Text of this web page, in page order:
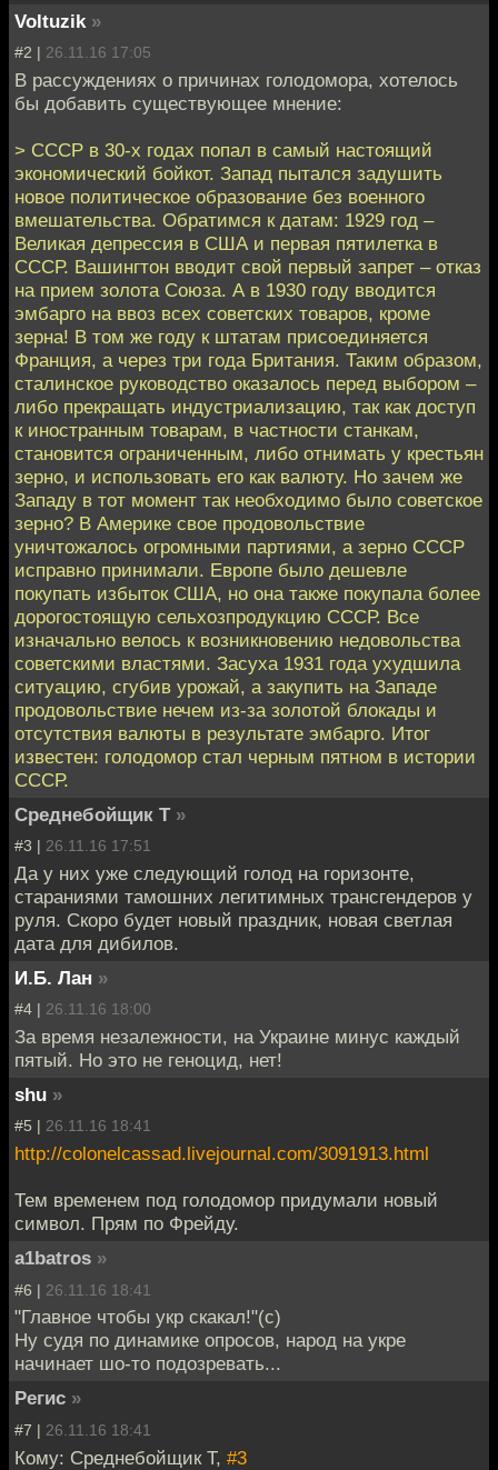
Voltuzik »
#2 | 26.11.16 17:05
В рассуждениях о причинах голодомора, хотелось
бы добавить существующее мнение:
> СССР в 30-х годах попал в самый настоящий
экономический бойкот. Запад пытался задушить
новое политическое образование без военного
вмешательства. Обратимся к датам: 1929 год –
Великая депрессия в США и первая пятилетка в
СССР. Вашингтон вводит свой первый запрет – отказ
на прием золота Союза. А в 1930 году вводится
эмбарго на ввоз всех советских товаров, кроме
зерна! В том же году к штатам присоединяется
Франция, а через три года Британия. Таким образом,
сталинское руководство оказалось перед выбором –
либо прекращать индустриализацию, так как доступ
к иностранным товарам, в частности станкам,
становится ограниченным, либо отнимать у крестьян
зерно, и использовать его как валюту. Но зачем же
Западу в тот момент так необходимо было советское
зерно? В Америке свое продовольствие
уничтожалось огромными партиями, а зерно СССР
исправно принимали. Европе было дешевле
покупать избыток США, но она также покупала более
дорогостоящую сельхозпродукцию СССР. Все
изначально велось к возникновению недовольства
советскими властями. Засуха 1931 года ухудшила
ситуацию, сгубив урожай, а закупить на Западе
продовольствие нечем из-за золотой блокады и
отсутствия валюты в результате эмбарго. Итог
известен: голодомор стал черным пятном в истории
СССР.
Среднебойщик Т »
#3 | 26.11.16 17:51
Да у них уже следующий голод на горизонте,
стараниями тамошних легитимных трансгендеров у
руля. Скоро будет новый праздник, новая светлая
дата для дибилов.
И.Б. Лан »
#4 | 26.11.16 18:00
За время незалежности, на Украине минус каждый
пятый. Но это не геноцид, нет!
shu »
#5 | 26.11.16 18:41
http://colonelcassad.livejournal.com/3091913.html
Тем временем под голодомор придумали новый
символ. Прям по Фрейду.
a1batros »
#6 | 26.11.16 18:41
"Главное чтобы укр скакал!"(с)
Ну судя по динамике опросов, народ на укре
начинает шо-то подозревать...
Регис »
#7 | 26.11.16 18:41
Кому: Среднебойщик Т, #3